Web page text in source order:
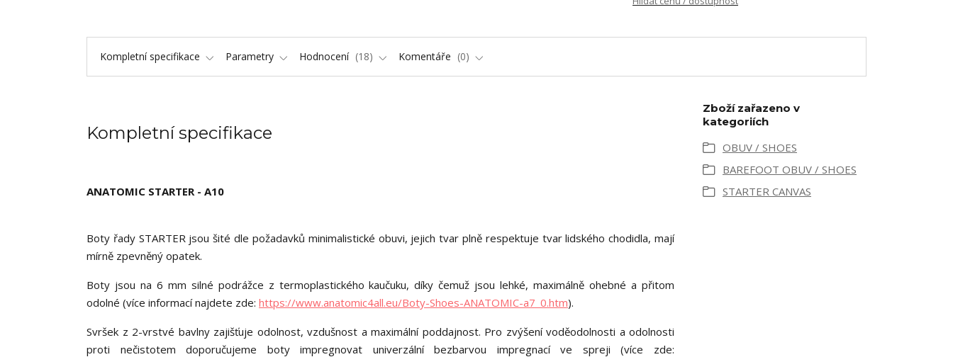
Kompletní specifikace Parametry Hodnocení 18 Komentáře 0
Kompletní specifikace
ANATOMIC STARTER - A10
Boty řady STARTER jsou šité dle požadavků minimalistické obuvi, jejich tvar plně respektuje tvar lidského chodidla, mají
mírně zpevněný opatek.
Boty jsou na 6 mm silné podrážce z termoplastického kaučuku, díky čemuž jsou lehké, maximálně ohebné a přitom
odolné (více informací najdete zde: https://www.anatomic4all.eu/Boty-Shoes-ANATOMIC-a7_0.htm).
Svršek z 2-vrstvé bavlny zajišťuje odolnost, vzdušnost a maximální poddajnost. Pro zvýšení voděodolnosti a odolnosti
proti nečistotem doporučujeme boty impregnovat univerzální bezbarvou impregnací ve spreji (více zde:
Zboží zařazeno v
kategoriích
OBUV / SHOES
BAREFOOT OBUV / SHOES
STARTER CANVAS